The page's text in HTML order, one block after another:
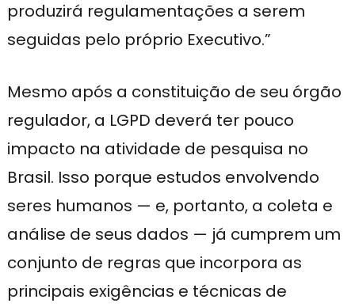
produzirá regulamentações a serem
seguidas pelo próprio Executivo.”
Mesmo após a constituição de seu órgão
regulador, a LGPD deverá ter pouco
impacto na atividade de pesquisa no
Brasil. Isso porque estudos envolvendo
seres humanos — e, portanto, a coleta e
análise de seus dados — já cumprem um
conjunto de regras que incorpora as
principais exigências e técnicas de